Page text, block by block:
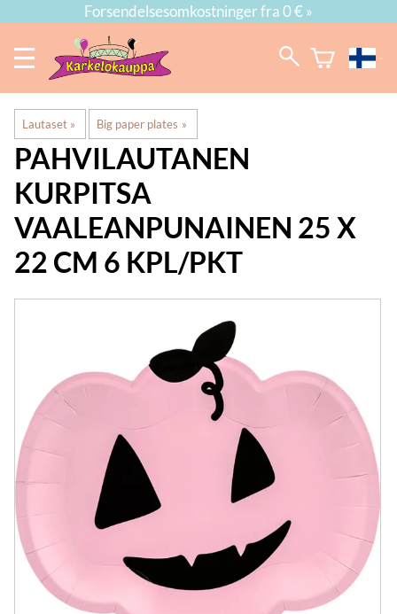
Forsendelsesomkostninger fra 0 € »
Lautaset ‪» Big paper plates ‪»
PAHVILAUTANEN
KURPITSA
VAALEANPUNAINEN 25 X
22 CM 6 KPL/PKT